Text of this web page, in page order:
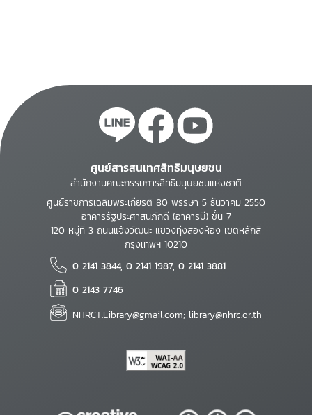
ศูนย์สารสนเทศสิทธิมนุษยชน
สำนักงานคณะกรรมการสิทธิมนุษยชนแห่งชาติ
ศูนย์ราชการเฉลิมพระเกียรติ 80 พรรษา 5 ธันวาคม 2550
อาคารรัฐประศาสนภักดี (อาคารบี) ชั้น 7
120 หมู่ที่ 3 ถนนแจ้งวัฒนะ แขวงทุ่งสองห้อง เขตหลักสี่
กรุงเทพฯ 10210
0 2141 3844, 0 2141 1987, 0 2141 3881
0 2143 7746
NHRCT.Library@gmail.com; library@nhrc.or.th